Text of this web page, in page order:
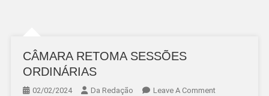
CÂMARA RETOMA SESSÕES
ORDINÁRIAS
02/02/2024 Da Redação Leave A CommentOn